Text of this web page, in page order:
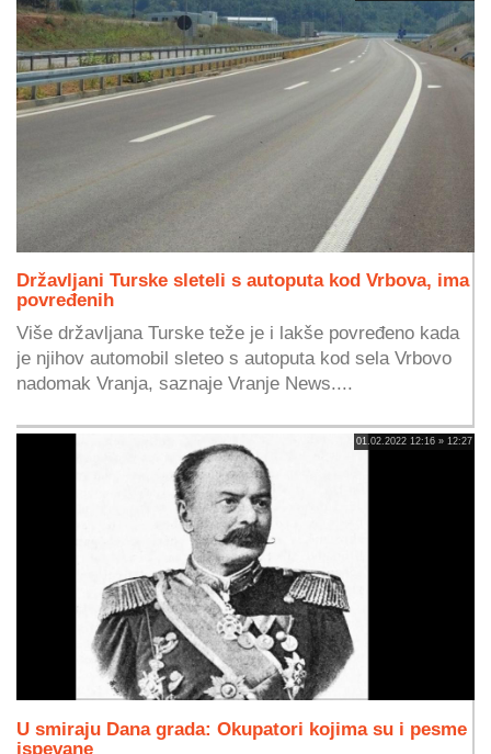
Državljani Turske sleteli s autoputa kod Vrbova, ima
povređenih
Više državljana Turske teže je i lakše povređeno kada
je njihov automobil sleteo s autoputa kod sela Vrbovo
nadomak Vranja, saznaje Vranje News....
01.02.2022 12:16 » 12:27
U smiraju Dana grada: Okupatori kojima su i pesme
ispevane